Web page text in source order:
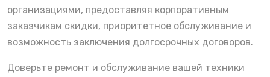
организациями, предоставляя корпоративным
заказчикам скидки, приоритетное обслуживание и
возможность заключения долгосрочных договоров.
Доверьте ремонт и обслуживание вашей техники